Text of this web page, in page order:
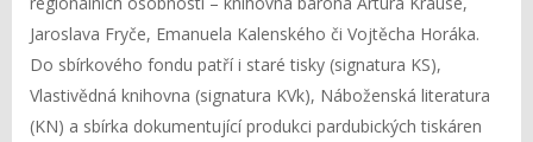
Jaroslava Fryče, Emanuela Kalenského či Vojtěcha Horáka.
Do sbírkového fondu patří i staré tisky (signatura KS),
Vlastivědná knihovna (signatura KVk), Náboženská literatura
(KN) a sbírka dokumentující produkci pardubických tiskáren